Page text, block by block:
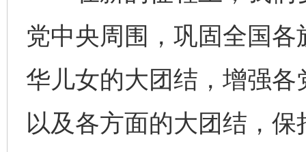
党中央周围，巩固全国
华儿女的大团结，增强
以及各方面的大团结，